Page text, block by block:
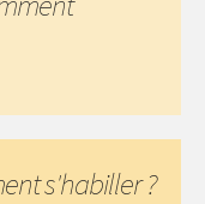
s'habiller ?